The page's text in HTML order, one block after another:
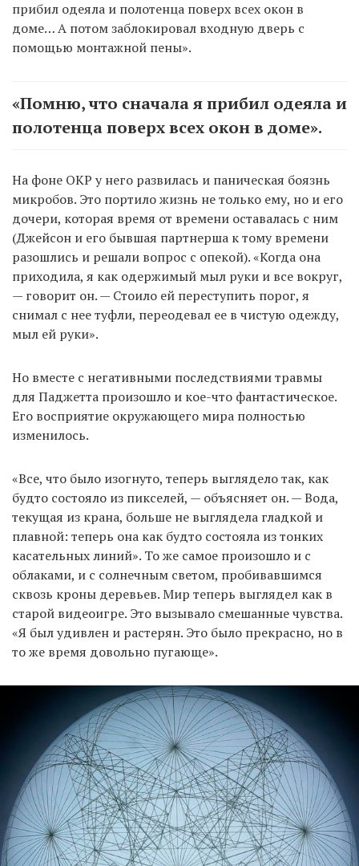
прибил одеяла и полотенца поверх всех окон в
доме… А потом заблокировал входную дверь с
помощью монтажной пены».
«Помню, что сначала я прибил одеяла и
полотенца поверх всех окон в доме».
На фоне ОКР у него развилась и паническая боязнь
микробов. Это портило жизнь не только ему, но и его
дочери, которая время от времени оставалась с ним
(Джейсон и его бывшая партнерша к тому времени
разошлись и решали вопрос с опекой). «Когда она
приходила, я как одержимый мыл руки и все вокруг,
— говорит он. — Стоило ей переступить порог, я
снимал с нее туфли, переодевал ее в чистую одежду,
мыл ей руки».
Но вместе с негативными последствиями травмы
для Паджетта произошло и кое-что фантастическое.
Его восприятие окружающего мира полностью
изменилось.
«Все, что было изогнуто, теперь выглядело так, как
будто состояло из пикселей, — объясняет он. — Вода,
текущая из крана, больше не выглядела гладкой и
плавной: теперь она как будто состояла из тонких
касательных линий». То же самое произошло и с
облаками, и с солнечным светом, пробивавшимся
сквозь кроны деревьев. Мир теперь выглядел как в
старой видеоигре. Это вызывало смешанные чувства.
«Я был удивлен и растерян. Это было прекрасно, но в
то же время довольно пугающе».